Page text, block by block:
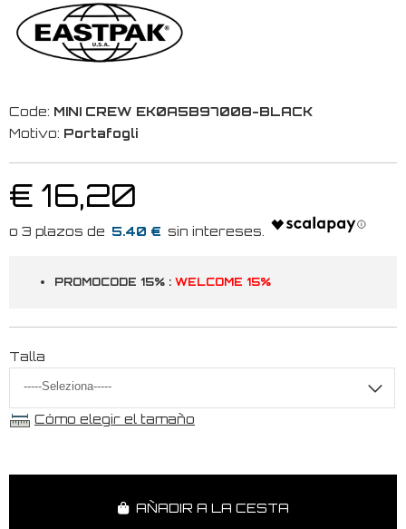
Code: MINI CREW EK0A5B97008-BLACK
Motivo: Portafogli
€ 16,20
5.40 €
PROMOCODE 15% : WELCOME 15%
Talla
Cómo elegir el tamaño
AÑADIR A LA CESTA